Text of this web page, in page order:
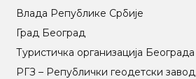
Влада Републике Србије
Град Београд
Туристичка организација Београда
РГЗ – Републички геодетски завод